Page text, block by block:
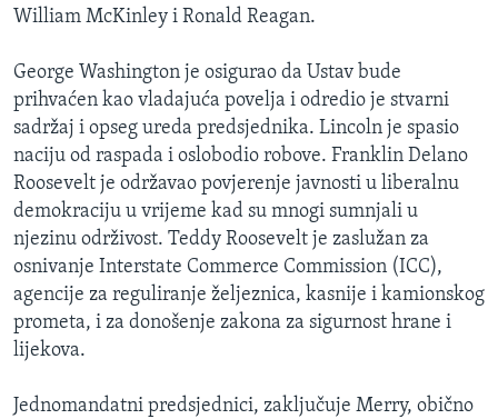
William McKinley i Ronald Reagan.
George Washington je osigurao da Ustav bude
prihvaćen kao vladajuća povelja i odredio je stvarni
sadržaj i opseg ureda predsjednika. Lincoln je spasio
naciju od raspada i oslobodio robove. Franklin Delano
Roosevelt je održavao povjerenje javnosti u liberalnu
demokraciju u vrijeme kad su mnogi sumnjali u
njezinu održivost. Teddy Roosevelt je zaslužan za
osnivanje Interstate Commerce Commission (ICC),
agencije za reguliranje željeznica, kasnije i kamionskog
prometa, i za donošenje zakona za sigurnost hrane i
lijekova.
Jednomandatni predsjednici, zaključuje Merry, obično